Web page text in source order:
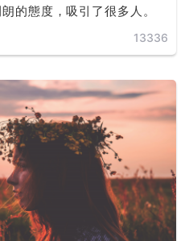
的態度，吸引了很多人。
13336